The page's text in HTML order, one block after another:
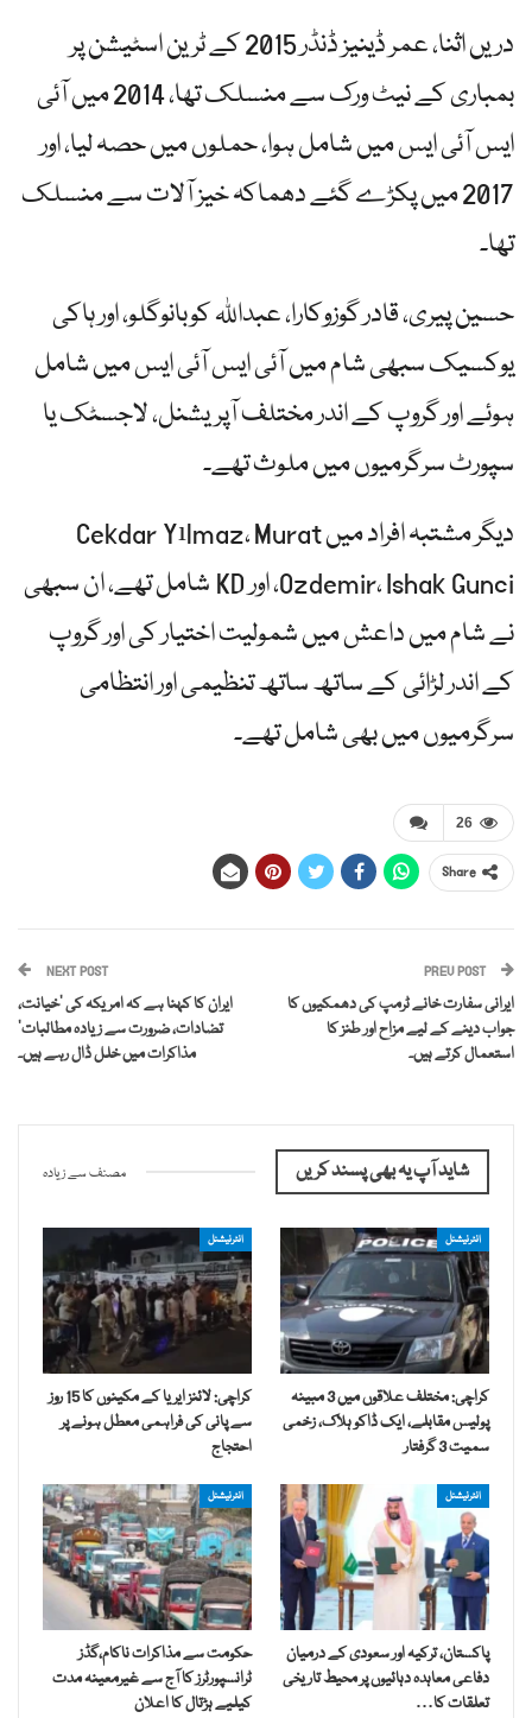
دریں اثنا، عمر ڈینیز ڈنڈر 2015 کے ٹرین اسٹیشن پر
بمباری کے نیٹ ورک سے منسلک تھا، 2014 میں آئی
ایس آئی ایس میں شامل ہوا، حملوں میں حصہ لیا، اور
2017 میں پکڑے گئے دھماکہ خیز آلات سے منسلک
تھا۔
حسین پیری، قادر گوزوکارا، عبداللہ کوبانوگلو، اور ہاکی
یوکسیک سبھی شام میں آئی ایس آئی ایس میں شامل
ہوئے اور گروپ کے اندر مختلف آپریشنل، لاجسٹک یا
سپورٹ سرگرمیوں میں ملوث تھے۔
دیگر مشتبہ افراد میں Cekdar Yılmaz، Murat
Ozdemir، Ishak Gunci، اور KD شامل تھے، ان سبھی
نے شام میں داعش میں شمولیت اختیار کی اور گروپ
کے اندر لڑائی کے ساتھ ساتھ تنظیمی اور انتظامی
سرگرمیوں میں بھی شامل تھے۔
26
Share
PREV POST
ایرانی سفارت خانے ٹرمپ کی دھمکیوں کا
جواب دینے کے لیے مزاح اور طنز کا
استعمال کرتے ہیں۔
NEXT POST
ایران کا کہنا ہے کہ امریکہ کی ‘خیانت،
تضادات، ضرورت سے زیادہ مطالبات’
مذاکرات میں خلل ڈال رہے ہیں۔
شاید آپ یہ بھی پسند کریں مصنف سے زیادہ
انٹرنیشنل
کراچی: مختلف علاقوں میں 3 مبینہ
پولیس مقابلے، ایک ڈاکو ہلاک، زخمی
سمیت 3 گرفتار
انٹرنیشنل
کراچی: لائنز ایریا کے مکینوں کا 15 روز
سے پانی کی فراہمی معطل ہونے پر
احتجاج
انٹرنیشنل
پاکستان، ترکیہ اور سعودی کے درمیان
دفاعی معاہدہ دہائیوں پر محیط تاریخی
تعلقات کا…
انٹرنیشنل
حکومت سے مذاکرات ناکام،گڈز
ٹرانسپورٹرز کا آج سے غیرمعینہ مدت
کیلیے ہڑتال کا اعلان